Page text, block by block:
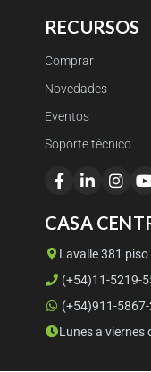
RECURSOS
Comprar
Novedades
Eventos
Soporte técnico
CASA
Lavalle 381 piso
(+54)11-5219-
(+54)911-
Lunes a viernes